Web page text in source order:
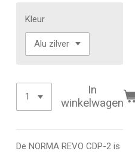
Kleur
In
winkelwagen
De NORMA REVO CDP-2 is